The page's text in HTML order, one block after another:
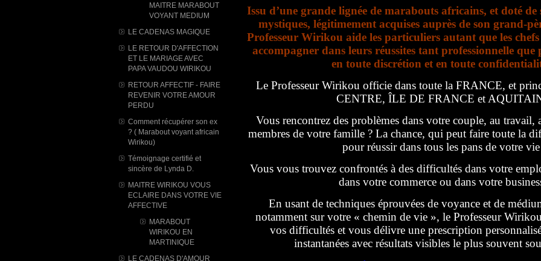
MAITRE MARABOUT
VOYANT MEDIUM
LE CADENAS MAGIQUE
LE RETOUR D'AFFECTION
ET LE MARIAGE AVEC
PAPA VAUDOU WIRIKOU
RETOUR AFFECTIF - FAIRE
REVENIR VOTRE AMOUR
PERDU
Comment récupérer son ex
? ( Marabout voyant africain
Wirikou)
Témoignage certifié et
sincère de Lynda D.
MAITRE WIRIKOU VOUS
ECLAIRE DANS VOTRE VIE
AFFECTIVE
MARABOUT
WIRIKOU ​EN
MARTINIQUE
LE CADENAS D'AMOUR
Issu d’une grande lignée de marabouts africains, et doté de
mystiques, légitimement acquises auprès de son grand-
Professeur Wirikou aide les particuliers autant que les
accompagner dans leurs réussites tant professionnelle que
en toute discrétion et en toute
Le Professeur Wirikou officie dans toute la FRANCE, et
CENTRE, ÎLE DE FRANCE et
Vous rencontrez des problèmes dans votre couple, au travail,
membres de votre famille ? La chance, qui peut faire toute la
pour réussir dans tous les pans de votre
Vous vous trouvez confrontés à des difficultés dans votre
dans votre commerce ou dans votre
En usant de techniques éprouvées de voyance et de
notamment sur votre « chemin de vie », le Professeur
vos difficultés et vous délivre une prescription
instantanées avec résultats visibles le plus souvent